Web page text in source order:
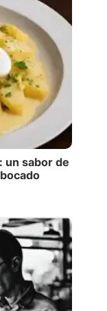
un sabor de